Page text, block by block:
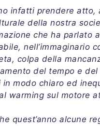
infatti prendere atto,
della nostra
che ha
nell’immaginario
colpa della
del tempo e
modo chiaro ed
warming sul motore
quest’anno alcune